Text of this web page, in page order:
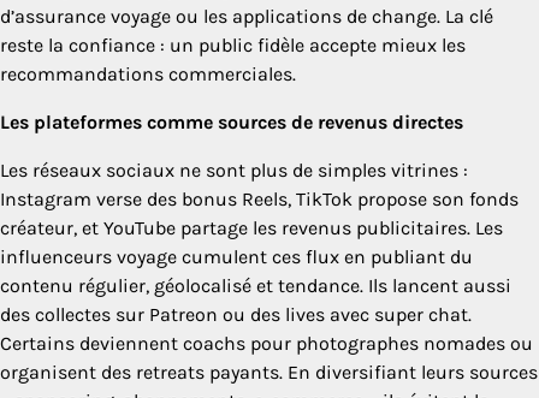
d’assurance voyage ou les applications de change. La clé
reste la confiance : un public fidèle accepte mieux les
recommandations commerciales.
Les plateformes comme sources de revenus directes
Les réseaux sociaux ne sont plus de simples vitrines :
Instagram verse des bonus Reels, TikTok propose son fonds
créateur, et YouTube partage les revenus publicitaires. Les
influenceurs voyage cumulent ces flux en publiant du
contenu régulier, géolocalisé et tendance. Ils lancent aussi
des collectes sur Patreon ou des lives avec super chat.
Certains deviennent coachs pour photographes nomades ou
organisent des retreats payants. En diversifiant leurs sources